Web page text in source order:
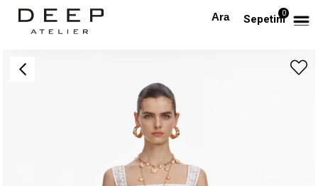
Sepetim0
Anasayfa TÜM ELBİSELER Askılı Güpür Beyaz Midi Elbise